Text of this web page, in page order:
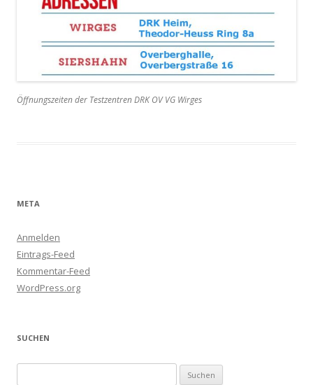
Öffnungszeiten der Testzentren DRK OV VG Wirges
META
Anmelden
Eintrags-Feed
Kommentar-Feed
WordPress.org
SUCHEN